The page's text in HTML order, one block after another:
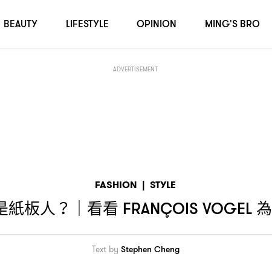
ADVERTISEMENT
FASHION | STYLE
紙板人 ？｜ 看看 FRANÇOIS VOGEL 為
Text by Stephen Cheng
BEAUTY LIFESTYLE OPINION MING'S BRO
VOGEL SANDRO ！